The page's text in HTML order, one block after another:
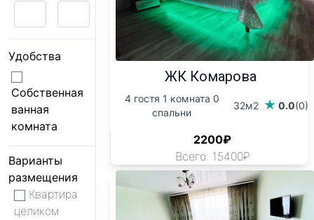
Удобства
Собственная
ванная
комната
Варианты
размещения
Квартира
целиком
ЖК Комарова
4 гостя 1 комната 0
спальни
32м2 0.0(0)
2200₽
Всего: 15400₽